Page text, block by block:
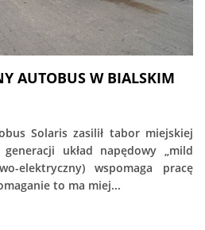
AUTOBUS W BIALSKIM
Solaris zasilił tabor miejskiej
układ napędowy „mild
elektryczny) wspomaga pracę
to ma miej...